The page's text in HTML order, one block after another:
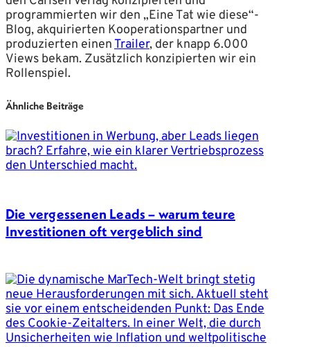
programmierten wir den „Eine Tat wie diese“-
Blog, akquirierten Kooperationspartner und
produzierten einen Trailer, der knapp 6.000
Views bekam. Zusätzlich konzipierten wir ein
Rollenspiel.
Ähnliche Beiträge
Die vergessenen Leads – warum teure
Investitionen oft vergeblich sind